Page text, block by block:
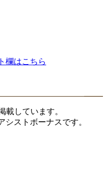
欄はこちら
載しています。
ストボーナスです。